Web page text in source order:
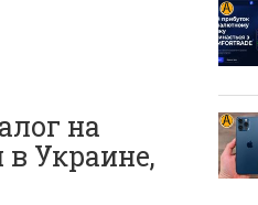
на
Украине,